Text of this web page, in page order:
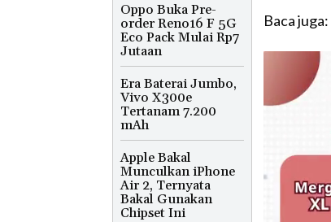
Oppo Buka Pre-
order Reno16 F 5G
Eco Pack Mulai Rp7
Jutaan
Era Baterai Jumbo,
Vivo X300e
Tertanam 7.200
mAh
Apple Bakal
Munculkan iPhone
Air 2, Ternyata
Bakal Gunakan
Chipset Ini
Baca juga: